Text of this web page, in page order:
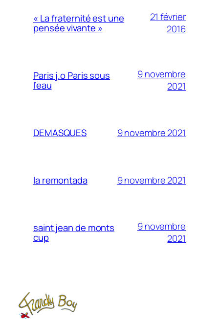
« La fraternité est une
pensée vivante »
21 février
2016
Paris j.o Paris sous
l’eau
9 novembre
2021
DEMASQUES 9 novembre 2021
la remontada 9 novembre 2021
saint jean de monts
cup
9 novembre
2021